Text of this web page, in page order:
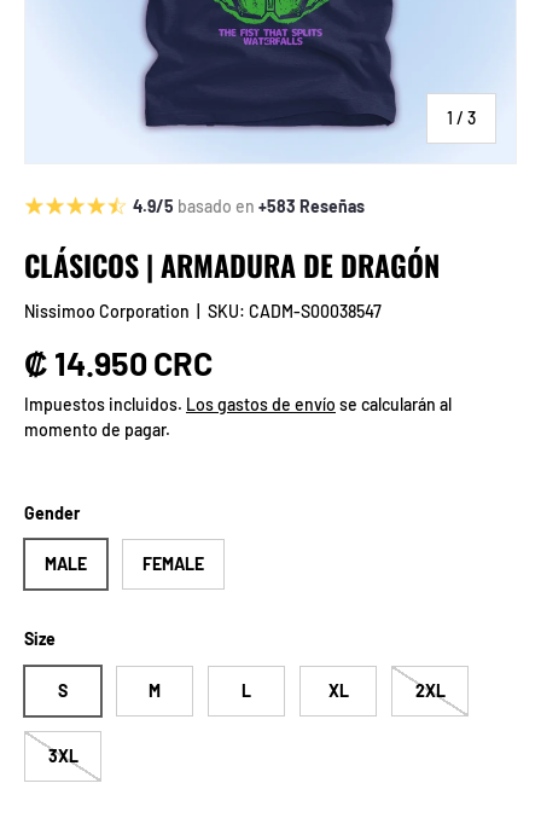
1 / de
3
4.9/5 basado en +583 Reseñas
CLÁSICOS | ARMADURA DE DRAGÓN
Nissimoo Corporation SKU: CADM-S00038547
Precio normal
₡ 14.950 CRC
Impuestos incluidos. Los gastos de envío se calcularán al
momento de pagar.
Gender
MALE FEMALE
Size
S M L XL 2XL
3XL